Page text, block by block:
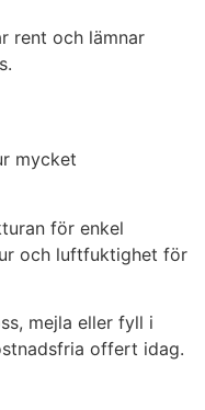
rent och lämnar
mycket
för enkel
och luftfuktighet för
mejla eller fyll i
offert idag.